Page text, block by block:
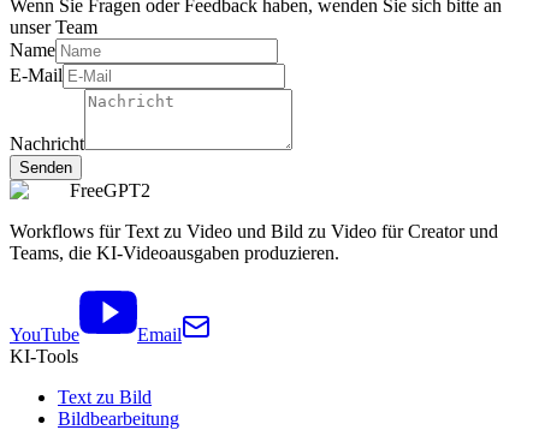
Wenn Sie Fragen oder Feedback haben, wenden Sie sich bitte an
unser Team
Name
E-Mail
Nachricht
Senden
FreeGPT2
Workflows für Text zu Video und Bild zu Video für Creator und
Teams, die KI-Videoausgaben produzieren.
YouTube
Email
KI-Tools
Text zu Bild
Bildbearbeitung